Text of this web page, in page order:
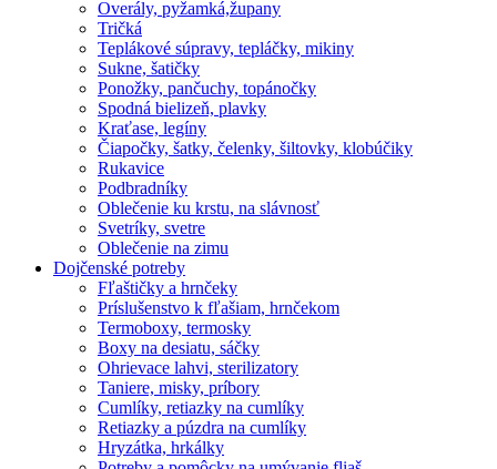
Overály, pyžamká,župany
Tričká
Teplákové súpravy, tepláčky, mikiny
Sukne, šatičky
Ponožky, pančuchy, topánočky
Spodná bielizeň, plavky
Kraťase, legíny
Čiapočky, šatky, čelenky, šiltovky, klobúčiky
Rukavice
Podbradníky
Oblečenie ku krstu, na slávnosť
Svetríky, svetre
Oblečenie na zimu
Dojčenské potreby
Fľaštičky a hrnčeky
Príslušenstvo k fľašiam, hrnčekom
Termoboxy, termosky
Boxy na desiatu, sáčky
Ohrievace lahvi, sterilizatory
Taniere, misky, príbory
Cumlíky, retiazky na cumlíky
Retiazky a púzdra na cumlíky
Hryzátka, hrkálky